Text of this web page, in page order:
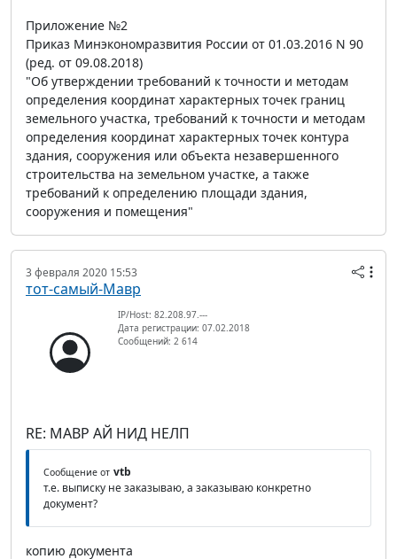
Приложение №2
Приказ Минэкономразвития России от 01.03.2016 N 90
(ред. от 09.08.2018)
"Об утверждении требований к точности и методам
определения координат характерных точек границ
земельного участка, требований к точности и методам
определения координат характерных точек контура
здания, сооружения или объекта незавершенного
строительства на земельном участке, а также
требований к определению площади здания,
сооружения и помещения"
3 февраля 2020 15:53
тот-самый-Мавр
IP/Host: 82.208.97.---
Дата регистрации: 07.02.2018
Сообщений: 2 614
RE: МАВР АЙ НИД НЕЛП
Сообщение от vtb
т.е. выписку не заказываю, а заказываю конкретно
документ?
копию документа